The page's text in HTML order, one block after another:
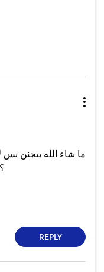
ما شاء الله بيجنن بس
REPLY